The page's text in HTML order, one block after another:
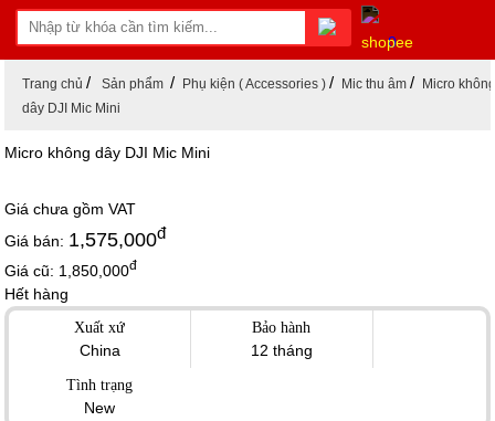
0
Trang chủ Sản phẩm Phụ kiện ( Accessories ) Mic thu âm
Micro
dây DJI Mic Mini
Micro không dây DJI Mic Mini
Giá chưa gồmVAT
Giá bán: 1,575,000đ
Giá cũ: 1,850,000đ
Hết hàng
Xuất xứ
China
Bảo hành
12 tháng
Tình trạng
New